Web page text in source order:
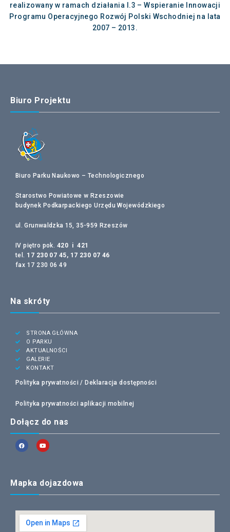
realizowany w ramach działania I.3 – Wspieranie Innowacji
Programu Operacyjnego Rozwój Polski Wschodniej na lata
2007 – 2013.
Biuro Projektu
Biuro Parku Naukowo – Technologicznego
Starostwo Powiatowe w Rzeszowie
budynek Podkarpackiego Urzędu Wojewódzkiego
ul. Grunwaldzka 15, 35-959 Rzeszów
IV piętro pok. 420 i 421
tel. 17 230 07 45, 17 230 07 46
fax 17 230 06 49
Na skróty
STRONA GŁÓWNA
O PARKU
AKTUALNOŚCI
GALERIE
KONTAKT
Polityka prywatności /Deklaracja dostępności
Polityka prywatności aplikacji mobilnej
Dołącz do nas
Mapka dojazdowa